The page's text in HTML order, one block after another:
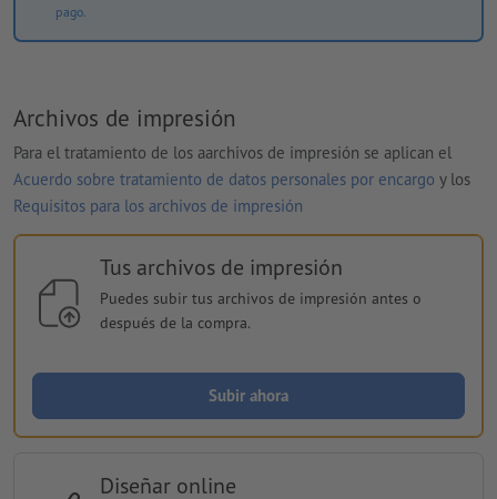
pago.
Archivos de impresión
Para el tratamiento de los aarchivos de impresión se aplican el
Acuerdo sobre tratamiento de datos personales por encargo y los
Requisitos para los archivos de impresión
Tus archivos de impresión
Puedes subir tus archivos de impresión antes o
después de la compra.
Subir ahora
Diseñar online